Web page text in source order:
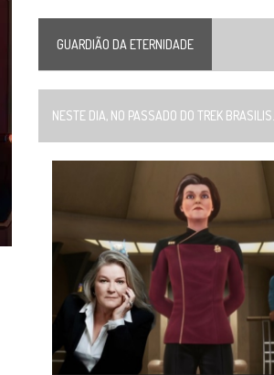
GUARDIÃO DA ETERNIDADE
NESTE DIA, NO PASSADO DO TREK BRASILIS...